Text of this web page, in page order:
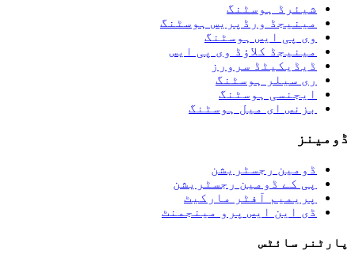
شیئرڈ ہوسٹنگ
مینیجڈ ورڈپریس ہوسٹنگ
وی پی ایس ہوسٹنگ
مینیجڈ کلاؤڈ وی پی ایس
ڈیڈیکیٹڈ سرورز
ری سیلر ہوسٹنگ
ایجنسی ہوسٹنگ
بزنس ای میل ہوسٹنگ
ڈومینز
ڈومین رجسٹریشن
پی کے ڈومین رجسٹریشن
پریمیم آفٹر مارکیٹ
ڈی این ایس پرو مینجمنٹ
پارٹنر سائٹس